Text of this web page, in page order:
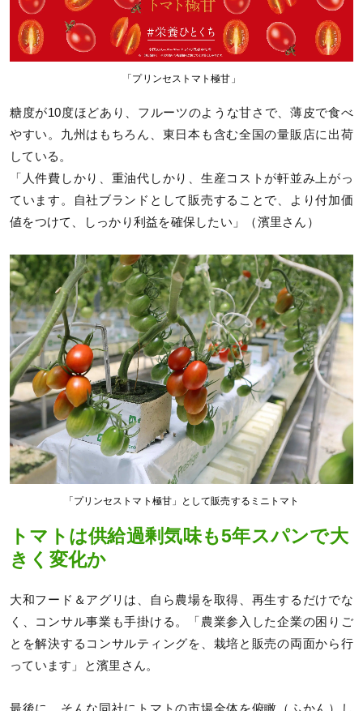
「プリンセストマト極甘」
糖度が10度ほどあり、フルーツのような甘さで、薄皮で食べ
やすい。九州はもちろん、東日本も含む全国の量販店に出荷
している。
「人件費しかり、重油代しかり、生産コストが軒並み上がっ
ています。自社ブランドとして販売することで、より付加価
値をつけて、しっかり利益を確保したい」（濱里さん）
「プリンセストマト極甘」として販売するミニトマト
トマトは供給過剰気味も5年スパンで大
きく変化か
大和フード＆アグリは、自ら農場を取得、再生するだけでな
く、コンサル事業も手掛ける。「農業参入した企業の困りご
とを解決するコンサルティングを、栽培と販売の両面から行
っています」と濱里さん。